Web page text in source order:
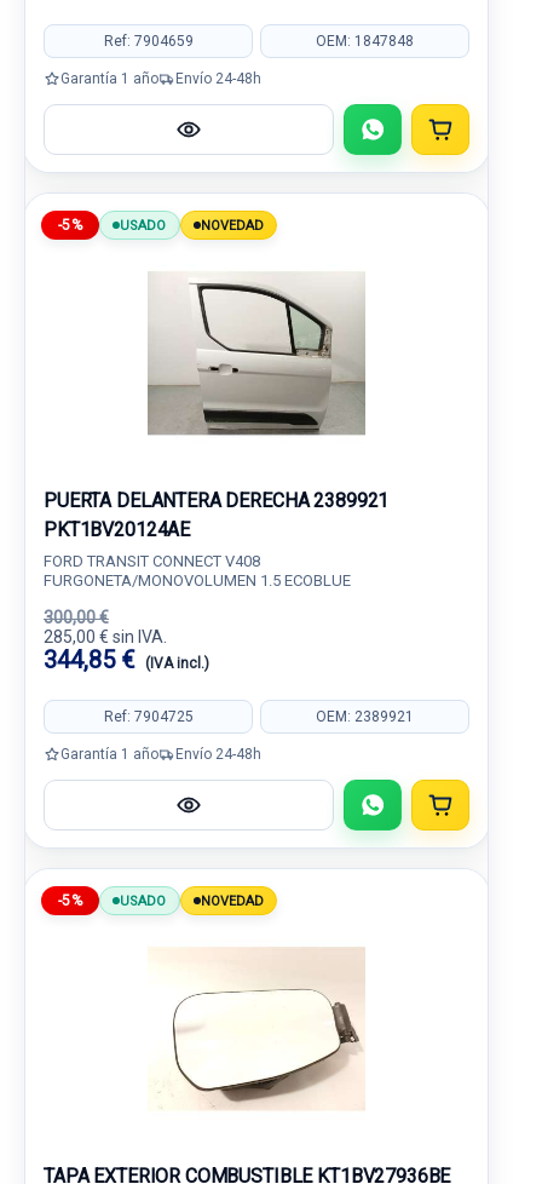
Ref: 7904659 OEM: 1847848
Garantía 1 año Envío 24-48h
-5% USADO NOVEDAD
PUERTA DELANTERA DERECHA 2389921
PKT1BV20124AE
FORD TRANSIT CONNECT V408
FURGONETA/MONOVOLUMEN 1.5 ECOBLUE
300,00 €
285,00 € sin IVA.
344,85 € (IVA incl.)
Ref: 7904725 OEM: 2389921
Garantía 1 año Envío 24-48h
-5% USADO NOVEDAD
TAPA EXTERIOR COMBUSTIBLE KT1BV27936BE